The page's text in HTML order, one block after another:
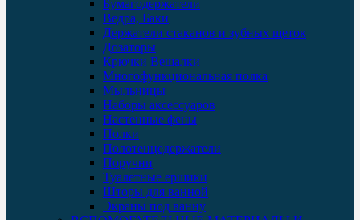
Бумагодержатели
Ведра, Баки
Держатели стаканов и зубных щеток
Дозаторы
Крючки Вешалки
Многофункциональная полка
Мыльницы
Наборы аксессуаров
Настенные фены
Полки
Полотенцедержатели
Поручни
Туалетные ершики
Шторы для ванной
Экраны под ванну